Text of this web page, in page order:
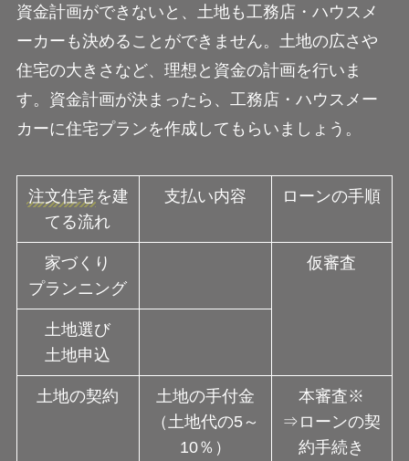
資金計画ができないと、土地も工務店・ハウスメ
ーカーも決めることができません。土地の広さや
住宅の大きさなど、理想と資金の計画を行いま
す。資金計画が決まったら、工務店・ハウスメー
カーに住宅プランを作成してもらいましょう。
注文住宅 を建
てる流れ
支払い内容 ローンの手順
家づくり
プランニング
仮審査
土地選び
土地申込
土地の契約
土地の手付金
（土地代の5～
10％）
本審査※
⇒ローンの契
約手続き